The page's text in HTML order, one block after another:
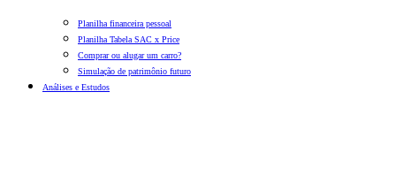
Planilha financeira pessoal
Planilha Tabela SAC x Price
Comprar ou alugar um carro?
Simulação de patrimônio futuro
Análises e Estudos